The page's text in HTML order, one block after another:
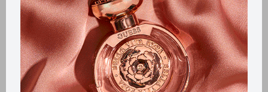
Retiros gratuitos en tiendas
Productos que te pueden interesar